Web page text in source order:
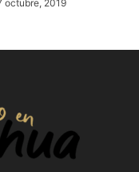
octubre, 2019